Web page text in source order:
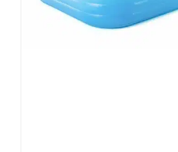
MOBILIARIO HINCHABLE